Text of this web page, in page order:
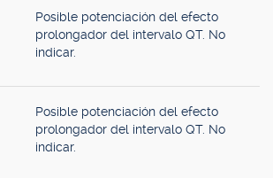
Posible potenciación del efecto
prolongador del intervalo QT. No
indicar.
Posible potenciación del efecto
prolongador del intervalo QT. No
indicar.